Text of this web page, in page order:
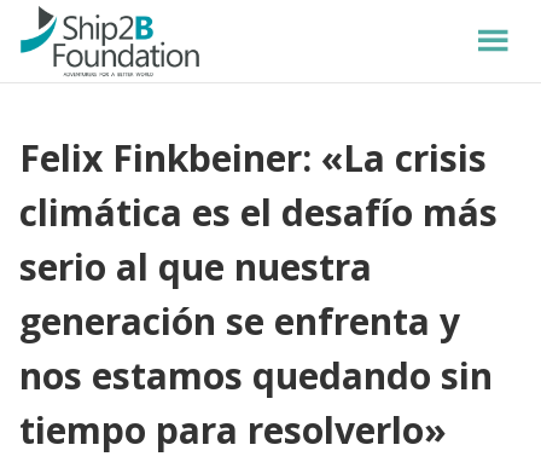
Felix Finkbeiner: «La crisis
climática es el desafío más
serio al que nuestra
generación se enfrenta y
nos estamos quedando sin
tiempo para resolverlo»